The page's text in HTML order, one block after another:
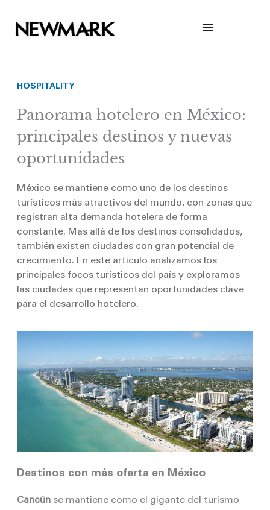
content
HOSPITALITY
Panorama hotelero en México:
principales destinos y nuevas
oportunidades
México se mantiene como uno de los destinos
turísticos más atractivos del mundo, con zonas que
registran alta demanda hotelera de forma
constante. Más allá de los destinos consolidados,
también existen ciudades con gran potencial de
crecimiento. En este artículo analizamos los
principales focos turísticos del país y exploramos
las ciudades que representan oportunidades clave
para el desarrollo hotelero.
Destinos con más oferta en México
Cancúnse mantiene como el gigante del turismo